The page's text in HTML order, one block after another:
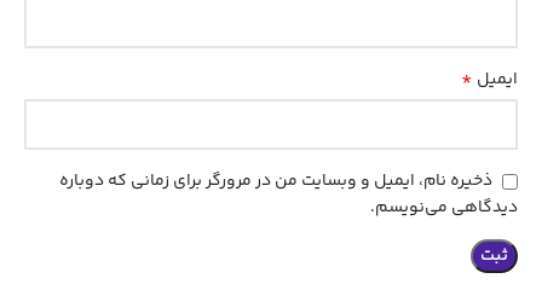
ایمیل *
ذخیره نام، ایمیل و وبسایت من در مرورگر برای زمانی که دوباره
دیدگاهی می‌نویسم.